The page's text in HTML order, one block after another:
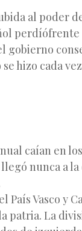
al poder
perdíófrente
gobierno
hizo cada
caían en
nunca a
País Vasco y
patria. La